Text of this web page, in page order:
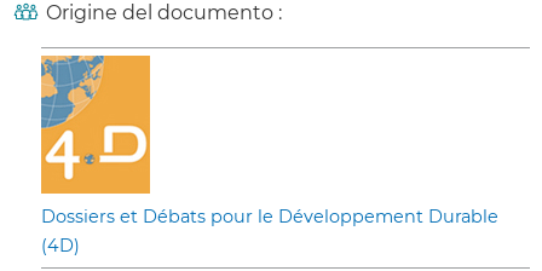
Origine del documento :
Dossiers et Débats pour le Développement Durable
(4D)